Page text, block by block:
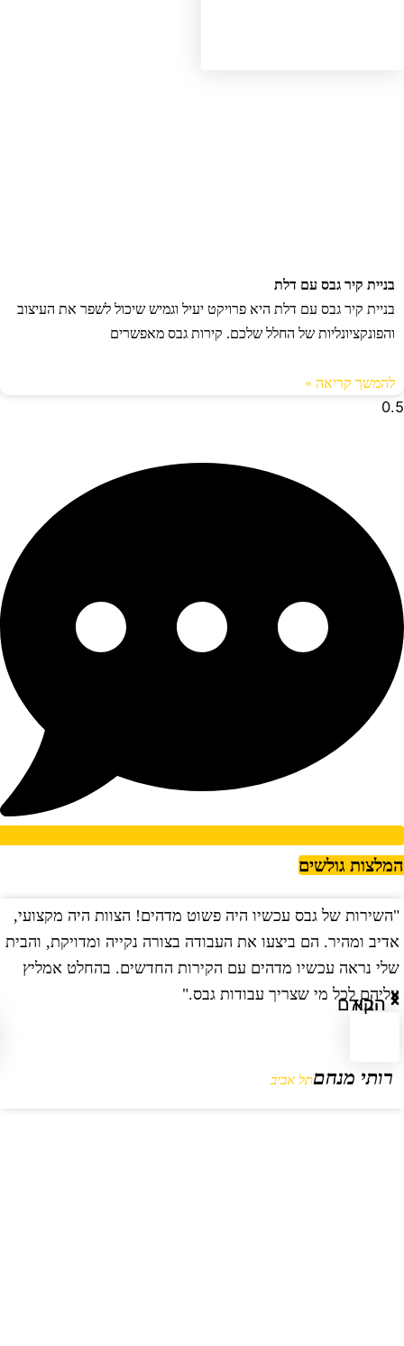
בניית קיר גבס עם דלת
בניית קיר גבס עם דלת היא פרויקט יעיל וגמיש שיכול לשפר את העיצוב
והפונקציונליות של החלל שלכם. קירות גבס מאפשרים
להמשך קריאה »
גולשים
"השירות של גבס עכשיו היה פשוט מדהים! הצוות היה מקצועי,
אדיב ומהיר. הם ביצעו את העבודה בצורה נקייה ומדויקת, והבית
שלי נראה עכשיו מדהים עם הקירות החדשים. בהחלט אמליץ
עליהם לכל מי שצריך עבודות גבס."
רותי מנחםתל אביב
הקודם
הבא